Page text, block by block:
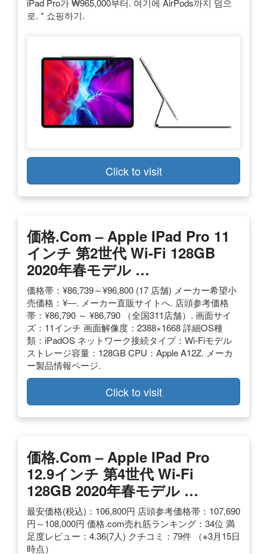
로. * 쇼핑하기.
Click to visit
価格.com – Apple IPad Pro 11
インチ 第2世代 Wi-Fi 128GB
2020年春モデル …
価格帯：¥86,739～¥96,800 (17 店舗) メーカー希望小
売価格：¥―. メーカー直販サイトへ. 店頭参考価格
帯：¥86,790 ～ ¥86,790 （全国311店舗）. 画面サイ
ズ：11インチ 画面解像度：2388×1668 詳細OS種
類：iPadOS ネットワーク接続タイプ：Wi-Fiモデル
ストレージ容量：128GB CPU：Apple A12Z. メーカ
ー製品情報ページ.
Click to visit
価格.com – Apple IPad Pro
12.9インチ 第4世代 Wi-Fi
128GB 2020年春モデル …
最安価格(税込)：106,800円 店頭参考価格帯：107,690
円～108,000円 価格.com売れ筋ランキング：34位 満
足度レビュー：4.36(7人) クチコミ：79件 （※3月15日
時点）